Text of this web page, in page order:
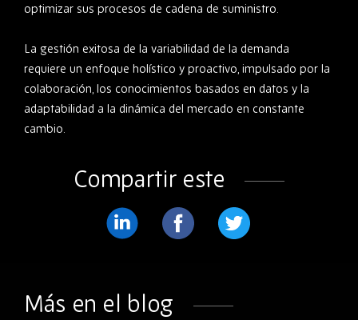
optimizar sus procesos de cadena de suministro.
La gestión exitosa de la variabilidad de la demanda
requiere un enfoque holístico y proactivo, impulsado por la
colaboración, los conocimientos basados en datos y la
adaptabilidad a la dinámica del mercado en constante
cambio.
Compartir este
Más en el blog